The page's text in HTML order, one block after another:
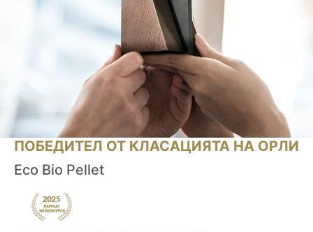
ПОБЕДИТЕЛ ОТ КЛАСАЦИЯТА НА ОРЛИ
Eco Bio Pellet